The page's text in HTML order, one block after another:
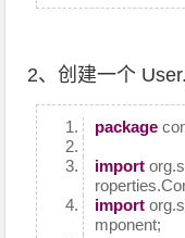
2、创建一个
package
import
import
mponent;